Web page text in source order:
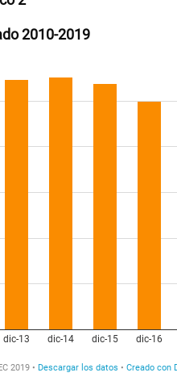
2010-2019